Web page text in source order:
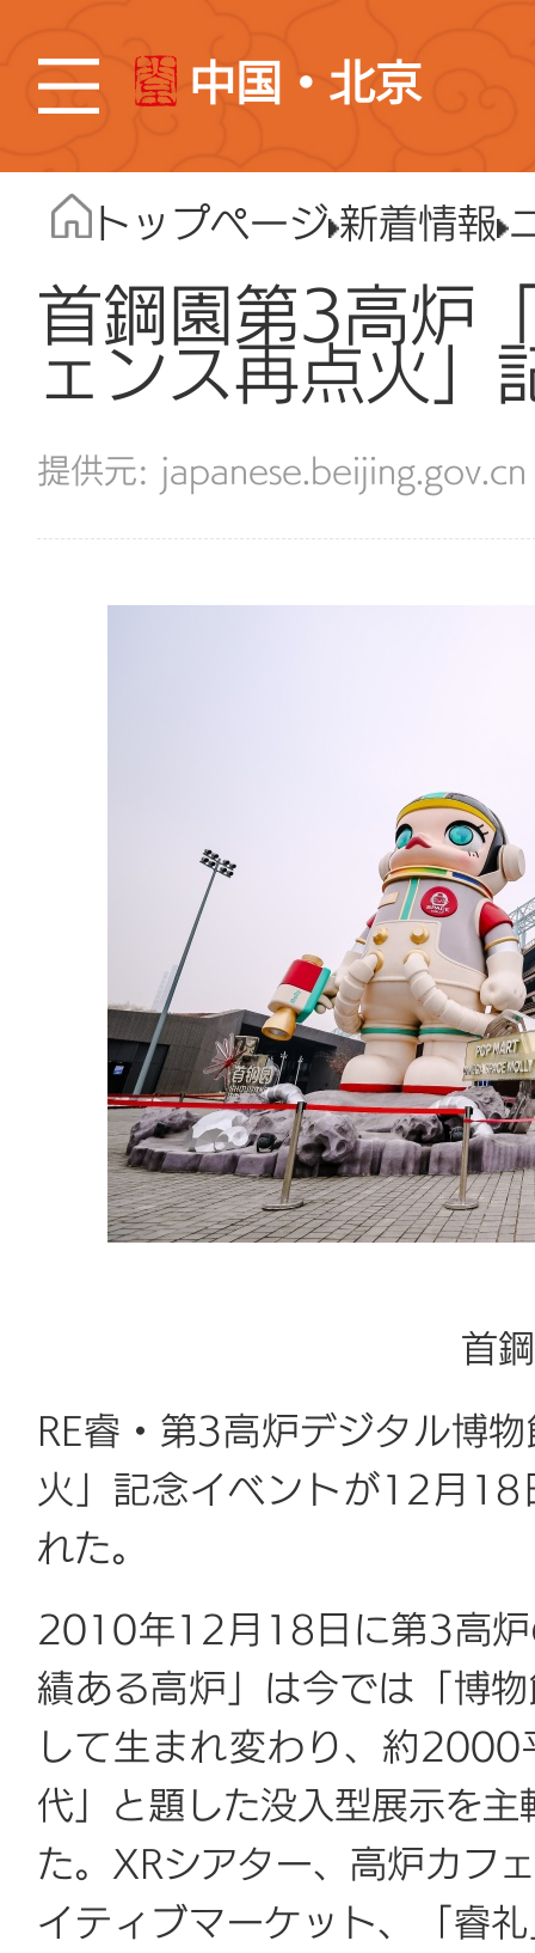
中国・北京
トップページ 新着情報
首鋼園第3高炉
ェンス再点火」
japanese.beijing.gov.cn
首
RE睿・第3高炉デジタル博
火」記念イベントが12月18
れた。
2010年12月18日に第3高炉
績ある高炉」は今では「博
して生まれ変わり、約
代」と題した没入型展示を
た。XRシアター、高炉カフ
イティブマーケット、「睿